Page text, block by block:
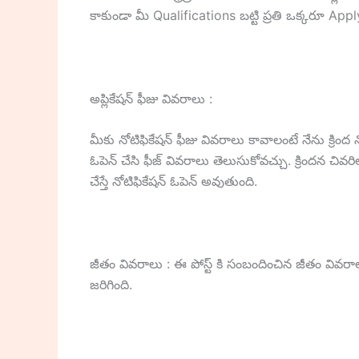
కాకుండా మీ Qualifications బట్టి ప్రతి ఒక్కరూ
అప్లికేషన్ ఫీజు వివరాలు :
మీకు నోటిఫికేషన్ ఫీజు వివరాలు కావాలంటే నేను
ఓపెన్ చేసి ఫీజ్ వివరాలు తెలుసుకోవచ్చు. క్రిందన
చేస్తే నోటిఫికేషన్ ఓపెన్ అవుతుంది.
జీతం వివరాలు : ఈ పోస్ట్ కి సంబందించిన జీతం
జరిగింది.